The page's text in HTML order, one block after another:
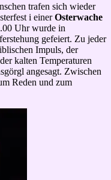
trafen sich wieder
i einerOsterwache
Uhr wurde in
gefeiert. Zu jeder
Impuls, der
kalten Temperaturen
angesagt. Zwischen
Reden und zum